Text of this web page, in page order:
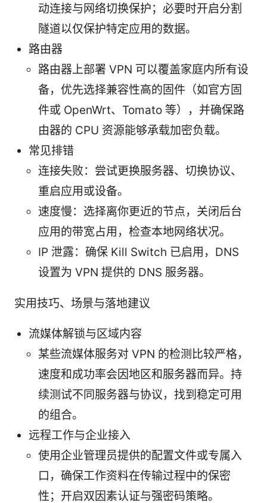
动连接与网络切换保护；必要时开启分割
隧道以仅保护特定应用的数据。
路由器
路由器上部署 VPN 可以覆盖家庭内所有设
备，优先选择兼容性高的固件（如官方固
件或 OpenWrt、Tomato 等），并确保路
由器的 CPU 资源能够承载加密负载。
常见排错
连接失败：尝试更换服务器、切换协议、
重启应用或设备。
速度慢：选择离你更近的节点，关闭后台
应用的带宽占用，检查本地网络状况。
IP 泄露：确保 Kill Switch 已启用，DNS
设置为 VPN 提供的 DNS 服务器。
实用技巧、场景与落地建议
流媒体解锁与区域内容
某些流媒体服务对 VPN 的检测比较严格，
速度和成功率会因地区和服务器而异。持
续测试不同服务器与协议，找到稳定可用
的组合。
远程工作与企业接入
使用企业管理员提供的配置文件或专属入
口，确保工作资料在传输过程中的保密
性；开启双因素认证与强密码策略。